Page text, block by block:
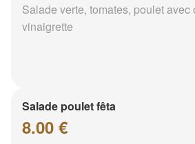
Salade verte, tomates, poulet avec
vinaigrette
Salade poulet fêta
8.00 €